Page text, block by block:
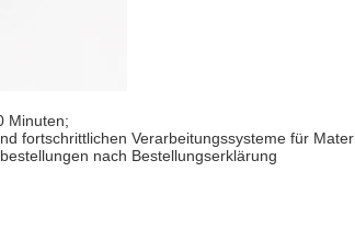
Minuten;
fortschrittlichen Verarbeitungssysteme für
nach Bestellungserklärung